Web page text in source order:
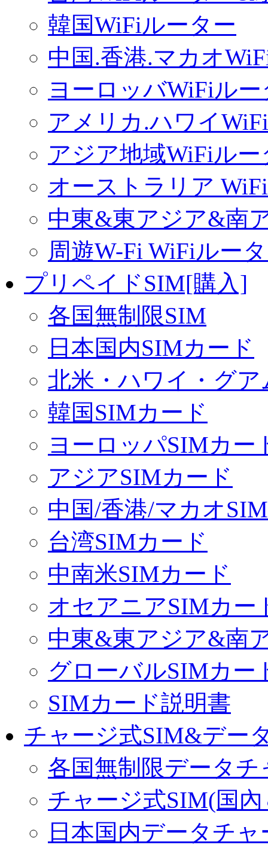
韓国WiFiルーター
中国.香港.マカオ
ヨーロッバWiFiルー
アメリカ.ハワイ
アジア地域WiFiルー
オーストラリア
中東&東アジア&南
周遊W-Fi WiFiルー
プリペイドSIM[購入]
各国無制限SIM
日本国内SIMカード
北米・ハワイ・グ
韓国SIMカード
ヨーロッパSIMカー
アジアSIMカード
中国/香港/マカオ
台湾SIMカード
中南米SIMカード
オセアニアSIMカー
中東&東アジア&南
グローバルSIMカー
SIMカード説明書
チャージ式SIM&デー
各国無制限データチ
チャージ式SIM(国
日本国内データチャ